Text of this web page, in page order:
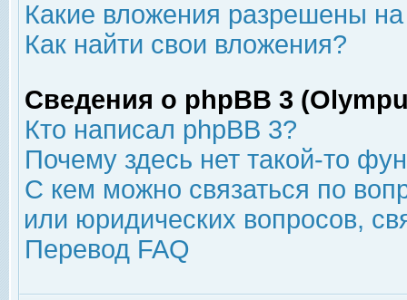
Какие вложения разрешены
Как найти свои вложения?
Сведения о phpBB 3
Кто написал phpBB 3?
Почему здесь нет такой-то
С кем можно связаться по
или юридических вопросов,
Перевод FAQ